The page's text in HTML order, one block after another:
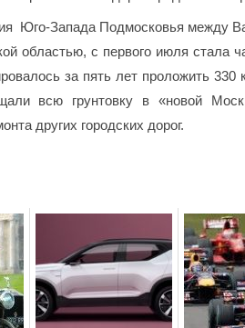
Юго-Запада Подмосковья между
областью, с первого июля стала
за пять лет проложить
всю грунтовку в «новой
других городских дорог.